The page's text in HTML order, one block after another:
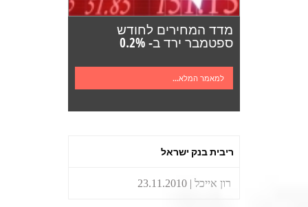
מדד המחירים לחודש
ספטמבר ירד ב- 0.2%
למאמר המלא...
ריבית בנק ישראל
רון אייכל | 23.11.2010